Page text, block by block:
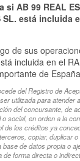
si AB 99 REAL
SL. está incluida
de sus
incluida en el
de
del Registro de
utilizada para atender
del concursante, de
social, en orden a la
de los créditos ya
copiar, duplicar o
de datos propia o
de forma directa o